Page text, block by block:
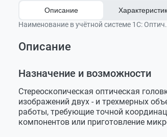
Описание
Наименование в учётной системе 1С:
Описание
Назначение и возможности
Стереоскопическая оптическая
изображений двух - и трехмерных
работы, требующие точной
компонентов или приготовление
Оптическая головка MC-2-ZOOM вар. 2
Изображение
Механизм фокусировки
Оптическая головка МС-2-ZOOM
Оставить отзыв
Задать вопрос